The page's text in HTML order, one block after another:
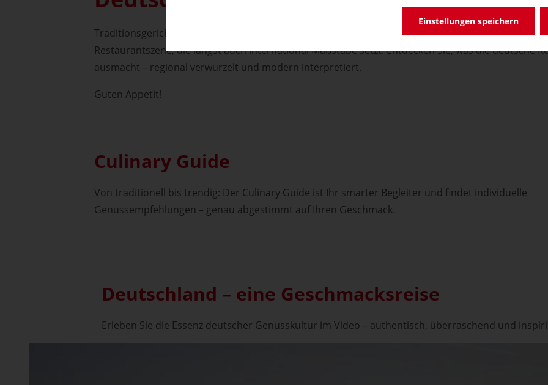
Einstellungen speichern
Traditionsgerichte, die seit Generationen weitergegeben werden. Zutaten, die hier zu Hause sind.
Restaurantszene, die längst auch international Maßstäbe setzt. Entdecken Sie, was die deutsche
ausmacht – regional verwurzelt und modern interpretiert.
Guten Appetit!
Culinary Guide
Von traditionell bis trendig: Der Culinary Guide ist Ihr smarter Begleiter und findet individuelle
Genussempfehlungen – genau abgestimmt auf Ihren Geschmack.
Deutschland – eine Geschmacksreise
Erleben Sie die Essenz deutscher Genusskultur im Video – authentisch, überraschend und